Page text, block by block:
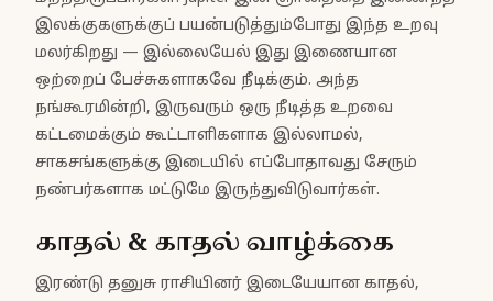
இலக்குகளுக்குப் பயன்படுத்தும்போது இந்த உறவு
மலர்கிறது — இல்லையேல் இது இணையான
ஒற்றைப் பேச்சுகளாகவே நீடிக்கும். அந்த
நங்கூரமின்றி, இருவரும் ஒரு நீடித்த உறவை
கட்டமைக்கும் கூட்டாளிகளாக இல்லாமல்,
சாகசங்களுக்கு இடையில் எப்போதாவது சேரும்
நண்பர்களாக மட்டுமே இருந்துவிடுவார்கள்.
காதல் & காதல் வாழ்க்கை
இரண்டு தனுசு ராசியினர் இடையேயான காதல்,